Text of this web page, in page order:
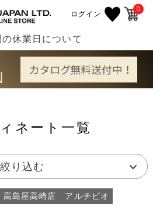
ログイン 0
休業日について
ネート一覧
絞り込む
高島屋高崎店 アルチビオ